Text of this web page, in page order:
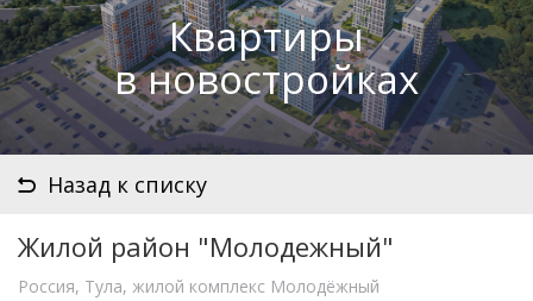
Квартиры
в новостройках
Назад к списку
Жилой район "Молодежный"
Россия, Тула, жилой комплекс Молодёжный